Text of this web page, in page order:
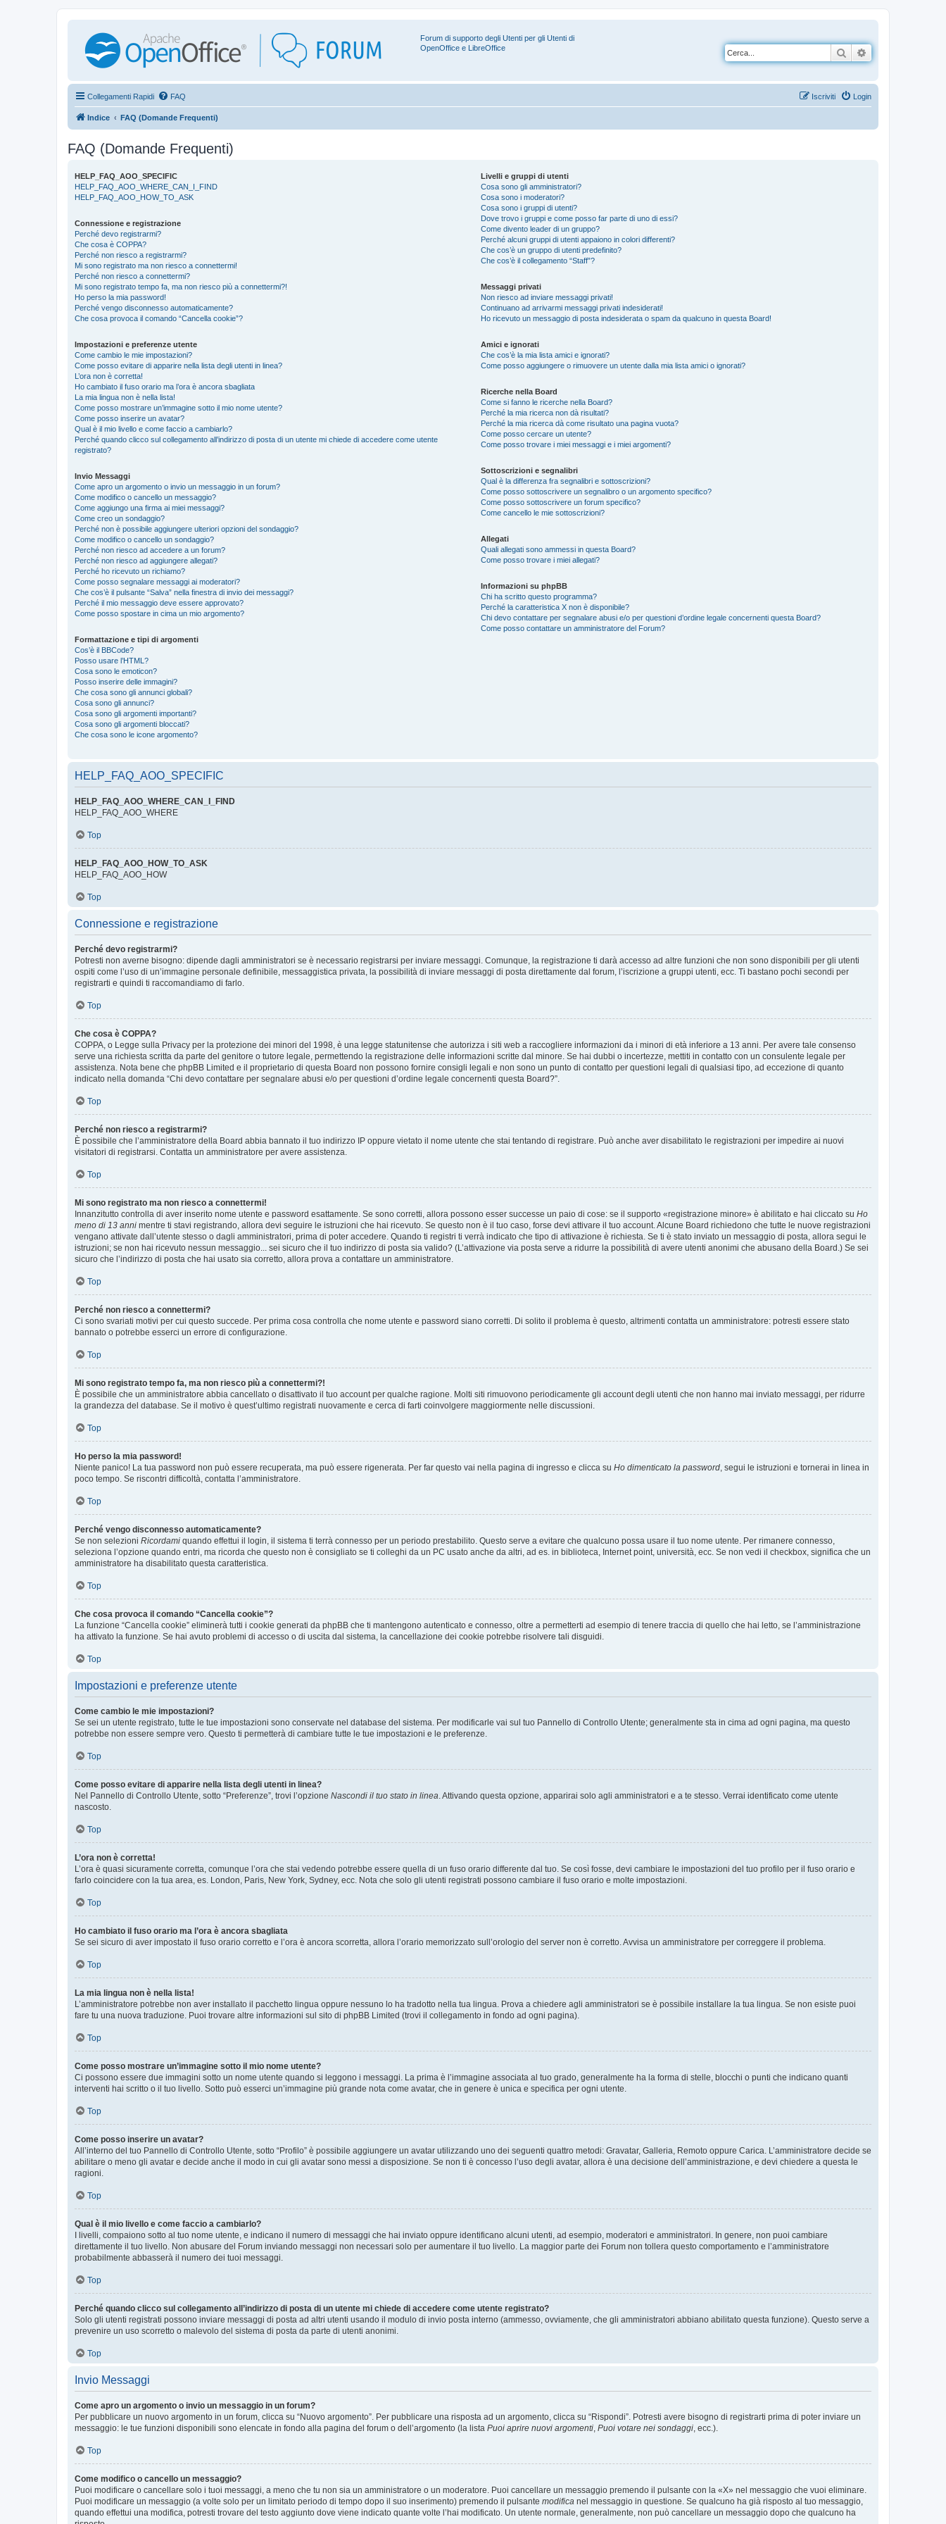
Forum di supporto degli Utenti per gli Utenti di
OpenOffice e LibreOffice
Cerca
Collegamenti Rapidi FAQ Login
Iscriviti
Indice FAQ (Domande Frequenti)
FAQ (Domande Frequenti)
HELP_FAQ_AOO_SPECIFIC
HELP_FAQ_AOO_WHERE_CAN_I_FIND
HELP_FAQ_AOO_HOW_TO_ASK
Connessione e registrazione
Perché devo registrarmi?
Che cosa è COPPA?
Perché non riesco a registrarmi?
Mi sono registrato ma non riesco a connettermi!
Perché non riesco a connettermi?
Mi sono registrato tempo fa, ma non riesco più a connettermi?!
Ho perso la mia password!
Perché vengo disconnesso automaticamente?
Che cosa provoca il comando “Cancella cookie”?
Impostazioni e preferenze utente
Come cambio le mie impostazioni?
Come posso evitare di apparire nella lista degli utenti in linea?
L’ora non è corretta!
Ho cambiato il fuso orario ma l’ora è ancora sbagliata
La mia lingua non è nella lista!
Come posso mostrare un’immagine sotto il mio nome utente?
Come posso inserire un avatar?
Qual è il mio livello e come faccio a cambiarlo?
Perché quando clicco sul collegamento all’indirizzo di posta di un utente mi chiede di accedere come utente
registrato?
Invio Messaggi
Come apro un argomento o invio un messaggio in un forum?
Come modifico o cancello un messaggio?
Come aggiungo una firma ai miei messaggi?
Come creo un sondaggio?
Perché non è possibile aggiungere ulteriori opzioni del sondaggio?
Come modifico o cancello un sondaggio?
Perché non riesco ad accedere a un forum?
Perché non riesco ad aggiungere allegati?
Perché ho ricevuto un richiamo?
Come posso segnalare messaggi ai moderatori?
Che cos’è il pulsante “Salva” nella finestra di invio dei messaggi?
Perché il mio messaggio deve essere approvato?
Come posso spostare in cima un mio argomento?
Formattazione e tipi di argomenti
Cos’è il BBCode?
Posso usare l’HTML?
Cosa sono le emoticon?
Posso inserire delle immagini?
Che cosa sono gli annunci globali?
Cosa sono gli annunci?
Cosa sono gli argomenti importanti?
Cosa sono gli argomenti bloccati?
Che cosa sono le icone argomento?
Livelli e gruppi di utenti
Cosa sono gli amministratori?
Cosa sono i moderatori?
Cosa sono i gruppi di utenti?
Dove trovo i gruppi e come posso far parte di uno di essi?
Come divento leader di un gruppo?
Perché alcuni gruppi di utenti appaiono in colori differenti?
Che cos’è un gruppo di utenti predefinito?
Che cos’è il collegamento “Staff”?
Messaggi privati
Non riesco ad inviare messaggi privati!
Continuano ad arrivarmi messaggi privati indesiderati!
Ho ricevuto un messaggio di posta indesiderata o spam da qualcuno in questa Board!
Amici e ignorati
Che cos’è la mia lista amici e ignorati?
Come posso aggiungere o rimuovere un utente dalla mia lista amici o ignorati?
Ricerche nella Board
Come si fanno le ricerche nella Board?
Perché la mia ricerca non dà risultati?
Perché la mia ricerca dà come risultato una pagina vuota?
Come posso cercare un utente?
Come posso trovare i miei messaggi e i miei argomenti?
Sottoscrizioni e segnalibri
Qual è la differenza fra segnalibri e sottoscrizioni?
Come posso sottoscrivere un segnalibro o un argomento specifico?
Come posso sottoscrivere un forum specifico?
Come cancello le mie sottoscrizioni?
Allegati
Quali allegati sono ammessi in questa Board?
Come posso trovare i miei allegati?
Informazioni su phpBB
Chi ha scritto questo programma?
Perché la caratteristica X non è disponibile?
Chi devo contattare per segnalare abusi e/o per questioni d’ordine legale concernenti questa Board?
Come posso contattare un amministratore del Forum?
HELP_FAQ_AOO_SPECIFIC
HELP_FAQ_AOO_WHERE_CAN_I_FIND
HELP_FAQ_AOO_WHERE
Top
HELP_FAQ_AOO_HOW_TO_ASK
HELP_FAQ_AOO_HOW
Top
Connessione e registrazione
Perché devo registrarmi?
Potresti non averne bisogno: dipende dagli amministratori se è necessario registrarsi per inviare messaggi. Comunque, la registrazione ti darà accesso ad altre funzioni che non sono disponibili per gli utenti
ospiti come l’uso di un’immagine personale definibile, messaggistica privata, la possibilità di inviare messaggi di posta direttamente dal forum, l’iscrizione a gruppi utenti, ecc. Ti bastano pochi secondi per
registrarti e quindi ti raccomandiamo di farlo.
Top
Che cosa è COPPA?
COPPA, o Legge sulla Privacy per la protezione dei minori del 1998, è una legge statunitense che autorizza i siti web a raccogliere informazioni da i minori di età inferiore a 13 anni. Per avere tale consenso
serve una richiesta scritta da parte del genitore o tutore legale, permettendo la registrazione delle informazioni scritte dal minore. Se hai dubbi o incertezze, mettiti in contatto con un consulente legale per
assistenza. Nota bene che phpBB Limited e il proprietario di questa Board non possono fornire consigli legali e non sono un punto di contatto per questioni legali di qualsiasi tipo, ad eccezione di quanto
indicato nella domanda “Chi devo contattare per segnalare abusi e/o per questioni d’ordine legale concernenti questa Board?”.
Top
Perché non riesco a registrarmi?
È possibile che l’amministratore della Board abbia bannato il tuo indirizzo IP oppure vietato il nome utente che stai tentando di registrare. Può anche aver disabilitato le registrazioni per impedire ai nuovi
visitatori di registrarsi. Contatta un amministratore per avere assistenza.
Top
Mi sono registrato ma non riesco a connettermi!
Innanzitutto controlla di aver inserito nome utente e password esattamente. Se sono corretti, allora possono esser successe un paio di cose: se il supporto «registrazione minore» è abilitato e hai cliccato su Ho
meno di 13 anni mentre ti stavi registrando, allora devi seguire le istruzioni che hai ricevuto. Se questo non è il tuo caso, forse devi attivare il tuo account. Alcune Board richiedono che tutte le nuove registrazioni
vengano attivate dall’utente stesso o dagli amministratori, prima di poter accedere. Quando ti registri ti verrà indicato che tipo di attivazione è richiesta. Se ti è stato inviato un messaggio di posta, allora segui le
istruzioni; se non hai ricevuto nessun messaggio... sei sicuro che il tuo indirizzo di posta sia valido? (L’attivazione via posta serve a ridurre la possibilità di avere utenti anonimi che abusano della Board.) Se sei
sicuro che l’indirizzo di posta che hai usato sia corretto, allora prova a contattare un amministratore.
Top
Perché non riesco a connettermi?
Ci sono svariati motivi per cui questo succede. Per prima cosa controlla che nome utente e password siano corretti. Di solito il problema è questo, altrimenti contatta un amministratore: potresti essere stato
bannato o potrebbe esserci un errore di configurazione.
Top
Mi sono registrato tempo fa, ma non riesco più a connettermi?!
È possibile che un amministratore abbia cancellato o disattivato il tuo account per qualche ragione. Molti siti rimuovono periodicamente gli account degli utenti che non hanno mai inviato messaggi, per ridurre
la grandezza del database. Se il motivo è quest’ultimo registrati nuovamente e cerca di farti coinvolgere maggiormente nelle discussioni.
Top
Ho perso la mia password!
Niente panico! La tua password non può essere recuperata, ma può essere rigenerata. Per far questo vai nella pagina di ingresso e clicca su Ho dimenticato la password, segui le istruzioni e tornerai in linea in
poco tempo. Se riscontri difficoltà, contatta l’amministratore.
Top
Perché vengo disconnesso automaticamente?
Se non selezioni Ricordami quando effettui il login, il sistema ti terrà connesso per un periodo prestabilito. Questo serve a evitare che qualcuno possa usare il tuo nome utente. Per rimanere connesso,
seleziona l’opzione quando entri, ma ricorda che questo non è consigliato se ti colleghi da un PC usato anche da altri, ad es. in biblioteca, Internet point, università, ecc. Se non vedi il checkbox, significa che un
amministratore ha disabilitato questa caratteristica.
Top
Che cosa provoca il comando “Cancella cookie”?
La funzione “Cancella cookie” eliminerà tutti i cookie generati da phpBB che ti mantengono autenticato e connesso, oltre a permetterti ad esempio di tenere traccia di quello che hai letto, se l’amministrazione
ha attivato la funzione. Se hai avuto problemi di accesso o di uscita dal sistema, la cancellazione dei cookie potrebbe risolvere tali disguidi.
Top
Impostazioni e preferenze utente
Come cambio le mie impostazioni?
Se sei un utente registrato, tutte le tue impostazioni sono conservate nel database del sistema. Per modificarle vai sul tuo Pannello di Controllo Utente; generalmente sta in cima ad ogni pagina, ma questo
potrebbe non essere sempre vero. Questo ti permetterà di cambiare tutte le tue impostazioni e le preferenze.
Top
Come posso evitare di apparire nella lista degli utenti in linea?
Nel Pannello di Controllo Utente, sotto “Preferenze”, trovi l’opzione Nascondi il tuo stato in linea. Attivando questa opzione, apparirai solo agli amministratori e a te stesso. Verrai identificato come utente
nascosto.
Top
L’ora non è corretta!
L’ora è quasi sicuramente corretta, comunque l’ora che stai vedendo potrebbe essere quella di un fuso orario differente dal tuo. Se così fosse, devi cambiare le impostazioni del tuo profilo per il fuso orario e
farlo coincidere con la tua area, es. London, Paris, New York, Sydney, ecc. Nota che solo gli utenti registrati possono cambiare il fuso orario e molte impostazioni.
Top
Ho cambiato il fuso orario ma l’ora è ancora sbagliata
Se sei sicuro di aver impostato il fuso orario corretto e l’ora è ancora scorretta, allora l’orario memorizzato sull’orologio del server non è corretto. Avvisa un amministratore per correggere il problema.
Top
La mia lingua non è nella lista!
L’amministratore potrebbe non aver installato il pacchetto lingua oppure nessuno lo ha tradotto nella tua lingua. Prova a chiedere agli amministratori se è possibile installare la tua lingua. Se non esiste puoi
fare tu una nuova traduzione. Puoi trovare altre informazioni sul sito di phpBB Limited (trovi il collegamento in fondo ad ogni pagina).
Top
Come posso mostrare un’immagine sotto il mio nome utente?
Ci possono essere due immagini sotto un nome utente quando si leggono i messaggi. La prima è l’immagine associata al tuo grado, generalmente ha la forma di stelle, blocchi o punti che indicano quanti
interventi hai scritto o il tuo livello. Sotto può esserci un’immagine più grande nota come avatar, che in genere è unica e specifica per ogni utente.
Top
Come posso inserire un avatar?
All’interno del tuo Pannello di Controllo Utente, sotto “Profilo” è possibile aggiungere un avatar utilizzando uno dei seguenti quattro metodi: Gravatar, Galleria, Remoto oppure Carica. L’amministratore decide se
abilitare o meno gli avatar e decide anche il modo in cui gli avatar sono messi a disposizione. Se non ti è concesso l’uso degli avatar, allora è una decisione dell’amministrazione, e devi chiedere a questa le
ragioni.
Top
Qual è il mio livello e come faccio a cambiarlo?
I livelli, compaiono sotto al tuo nome utente, e indicano il numero di messaggi che hai inviato oppure identificano alcuni utenti, ad esempio, moderatori e amministratori. In genere, non puoi cambiare
direttamente il tuo livello. Non abusare del Forum inviando messaggi non necessari solo per aumentare il tuo livello. La maggior parte dei Forum non tollera questo comportamento e l’amministratore
probabilmente abbasserà il numero dei tuoi messaggi.
Top
Perché quando clicco sul collegamento all’indirizzo di posta di un utente mi chiede di accedere come utente registrato?
Solo gli utenti registrati possono inviare messaggi di posta ad altri utenti usando il modulo di invio posta interno (ammesso, ovviamente, che gli amministratori abbiano abilitato questa funzione). Questo serve a
prevenire un uso scorretto o malevolo del sistema di posta da parte di utenti anonimi.
Top
Invio Messaggi
Come apro un argomento o invio un messaggio in un forum?
Per pubblicare un nuovo argomento in un forum, clicca su “Nuovo argomento”. Per pubblicare una risposta ad un argomento, clicca su “Rispondi”. Potresti avere bisogno di registrarti prima di poter inviare un
messaggio: le tue funzioni disponibili sono elencate in fondo alla pagina del forum o dell’argomento (la lista Puoi aprire nuovi argomenti, Puoi votare nei sondaggi, ecc.).
Top
Come modifico o cancello un messaggio?
Puoi modificare o cancellare solo i tuoi messaggi, a meno che tu non sia un amministratore o un moderatore. Puoi cancellare un messaggio premendo il pulsante con la «X» nel messaggio che vuoi eliminare.
Puoi modificare un messaggio (a volte solo per un limitato periodo di tempo dopo il suo inserimento) premendo il pulsante modifica nel messaggio in questione. Se qualcuno ha già risposto al tuo messaggio,
quando effettui una modifica, potresti trovare del testo aggiunto dove viene indicato quante volte l’hai modificato. Un utente normale, generalmente, non può cancellare un messaggio dopo che qualcuno ha